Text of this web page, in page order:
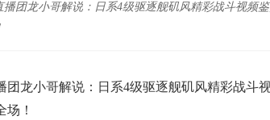
播团龙小哥解说：日系4级驱逐舰矶风精彩战斗视频
团龙小哥解说：日系4级驱逐舰矶风精彩战斗
场！